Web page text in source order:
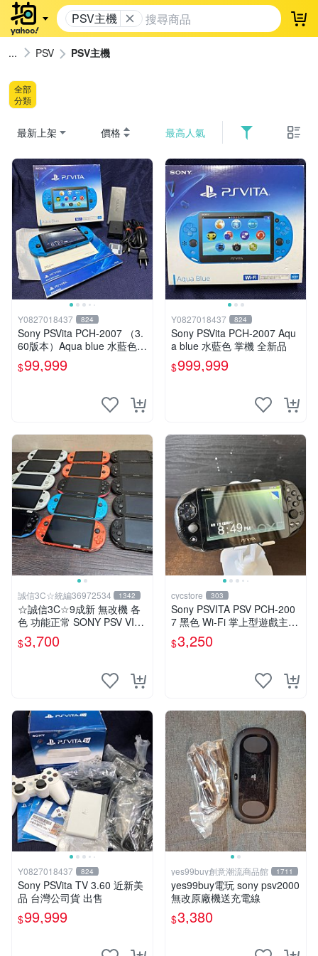
PSV主機 登
PSV PSV主機
全部
分類
最新上架 價格 最高人氣
Y0827018437 824
Sony PSVita PCH-2007 （3.
60版本）Aqua blue 水藍色
掌機 二手美品
$99,999
Y0827018437 824
Sony PSVita PCH-2007 Aqu
a blue 水藍色 掌機 全新品
$999,999
誠信3C☆統編36972534 1342
☆誠信3C☆9成新 無改機 各
色 功能正常 SONY PSV VITA
主機 2000~3000型 二手功能
正常 賣3千5~4千也可用各式
$3,700
cycstore 303
Sony PSVITA PSV PCH-200
7 黑色 Wi-Fi 掌上型遊戲主機
輕薄版 OLED後繼機 收藏熱
門
$3,250
Y0827018437 824
Sony PSVita TV 3.60 近新美
品 台灣公司貨 出售
$99,999
yes99buy創意潮流商品館 1711
yes99buy電玩 sony psv2000
無改原廠機送充電線
$3,380